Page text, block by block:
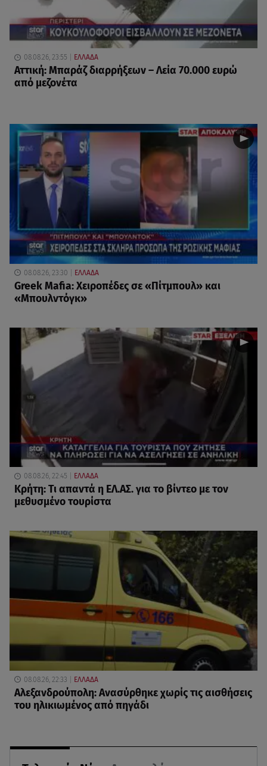
08.08.26, 23:55 ΕΛΛΑΔΑ
Αττική: Μπαράζ διαρρήξεων – Λεία 70.000 ευρώ
από μεζονέτα
08.08.26, 23:30 ΕΛΛΑΔΑ
Greek Mafia: Χειροπέδες σε «Πίτμπουλ» και
«Μπουλντόγκ»
08.08.26, 22:45 ΕΛΛΑΔΑ
Κρήτη: Τι απαντά η ΕΛ.ΑΣ. για το βίντεο με τον
μεθυσμένο τουρίστα
08.08.26, 22:33 ΕΛΛΑΔΑ
Αλεξανδρούπολη: Ανασύρθηκε χωρίς τις αισθήσεις
του ηλικιωμένος από πηγάδι